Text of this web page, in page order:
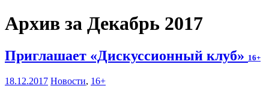
Архив за Декабрь 2017
Приглашает «Дискуссионный клуб» 16+
18.12.2017 Новости, 16+